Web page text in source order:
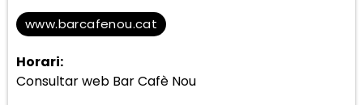
www.barcafenou.cat
Horari:
Consultar web Bar Cafè Nou